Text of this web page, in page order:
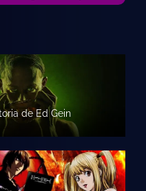
de Ed Gein